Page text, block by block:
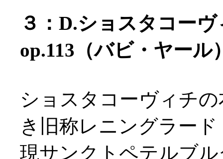
３：D.ショスタコー
op.113（バビ・ヤール
ショスタコーヴィチ
き旧称レニングラー
現サンクトペテルブ